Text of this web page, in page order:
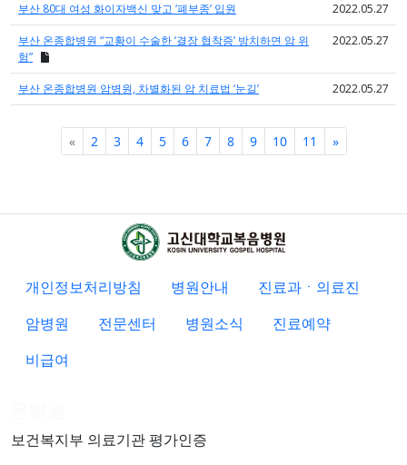
부산 80대 여성 화이자백신 맞고 ‘폐부종’ 입원 2022.05.27
부산 온종합병원 “교황이 수술한 ‘결장 협착증’ 방치하면 암 위
험”
2022.05.27
부산 온종합병원 암병원, 차별화된 암 치료법 ‘눈길’ 2022.05.27
«Previous
2 3 4 5 6 7 8 9 10 11 »Next
개인정보처리방침 병원안내
진료과ㆍ의료진
암병원
전문센터 병원소식
진료예약
비급여
보건복지부 의료기관 평가인증